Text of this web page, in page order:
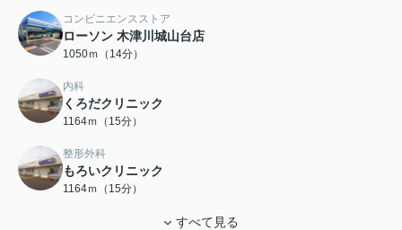
コンビニエンスストア
ローソン 木津川城山台店
1050ｍ（14分）
内科
くろだクリニック
1164ｍ（15分）
整形外科
もろいクリニック
1164ｍ（15分）
すべて見る